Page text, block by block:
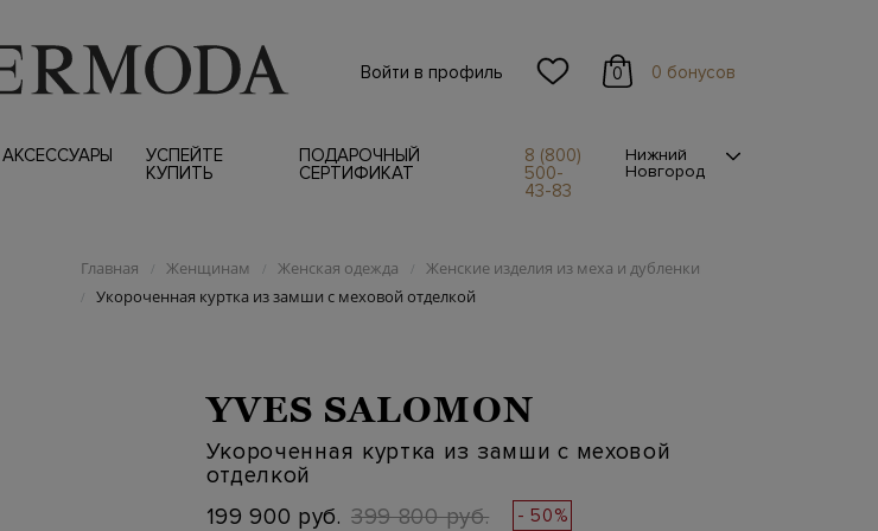
Войти в профиль 0 0 бонусов
АКСЕССУАРЫ
УСПЕЙТЕ
КУПИТЬ
ПОДАРОЧНЫЙ
СЕРТИФИКАТ
8 (800)
500-
43-83
Нижний
Новгород
Главная / Женщинам / Женская одежда / Женские изделия из меха и дубленки
/ Укороченная куртка из замши с меховой отделкой
YVES SALOMON
Укороченная куртка из замши с меховой
отделкой
199 900 руб. 399 800 руб. - 50%